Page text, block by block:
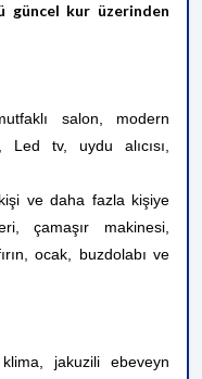
güncel kur üzerinden
salon, modern
tv, uydu alıcısı,
ve daha fazla kişiye
çamaşır makinesi,
ocak, buzdolabı ve
jakuzili ebeveyn